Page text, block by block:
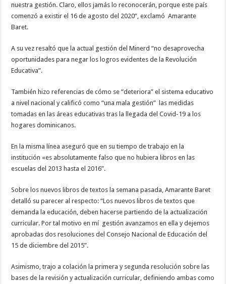
nuestra gestión. Claro, ellos jamás lo reconocerán, porque este país
comenzó a existir el 16 de agosto del 2020”, exclamó Amarante
Baret.
A su vez resaltó que la actual gestión del Minerd “no desaprovecha
oportunidades para negar los logros evidentes de la Revolución
Educativa”.
También hizo referencias de cómo se “deteriora” el sistema educativo
a nivel nacional y calificó como “una mala gestión” las medidas
tomadas en las áreas educativas tras la llegada del Covid-19 a los
hogares dominicanos.
En la misma línea aseguró que en su tiempo de trabajo en la
institución «es absolutamente falso que no hubiera libros en las
escuelas del 2013 hasta el 2016”.
Sobre los nuevos libros de textos la semana pasada, Amarante Baret
detalló su parecer al respecto: “Los nuevos libros de textos que
demanda la educación, deben hacerse partiendo de la actualización
curricular. Por tal motivo en mí gestión avanzamos en ella y dejemos
aprobadas dos resoluciones del Consejo Nacional de Educación del
15 de diciembre del 2015”.
Asimismo, trajo a colación la primera y segunda resolución sobre las
bases de la revisión y actualización curricular, definiendo ambas como